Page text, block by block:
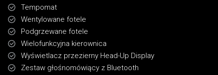
Tempomat
Wentylowane fotele
Podgrzewane fotele
Wielofunkcyjna kierownica
Wyświetlacz przezierny Head-Up Display
Zestaw głośnomówiący z Bluetooth